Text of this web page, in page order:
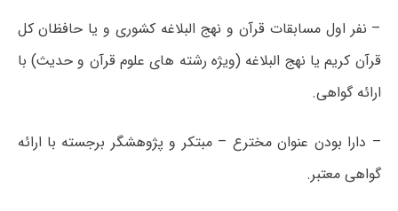
– نفر اول مسابقات قرآن و نهج البلاغه کشوری و یا حافظان کل
قرآن کریم یا نهج البلاغه (ویژه رشته های علوم قرآن و حدیث) با
ارائه گواهی.
– دارا بودن عنوان مخترع – مبتکر و پژوهشگر برجسته با ارائه
گواهی معتبر.